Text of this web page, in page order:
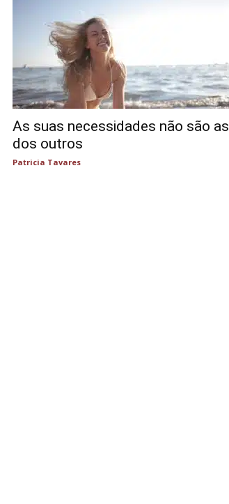
As suas necessidades não são as
dos outros
Patricia Tavares